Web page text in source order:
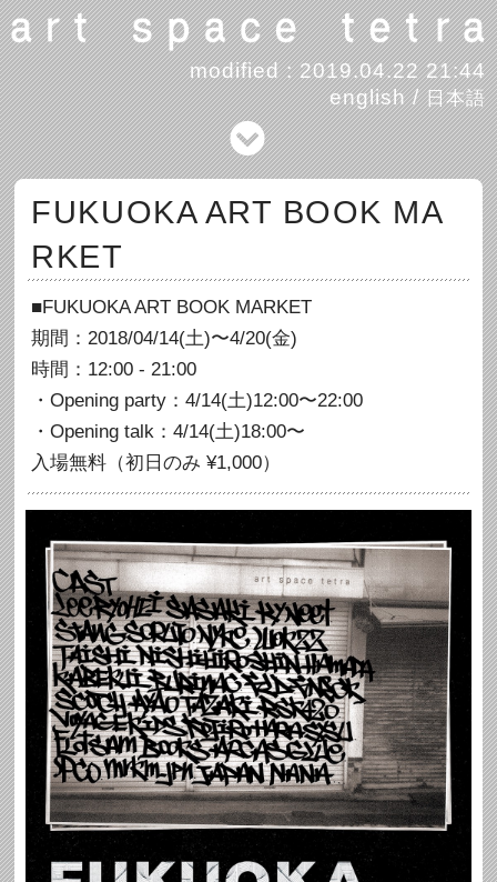
modified : 2019.04.22 21:44
english/日本語
FUKUOKA ART BOOK MA
RKET
■FUKUOKA ART BOOK MARKET
期間：2018/04/14(土)〜4/20(金)
時間：12:00 - 21:00
・Opening party：4/14(土)12:00〜22:00
・Opening talk：4/14(土)18:00〜
入場無料（初日のみ ¥1,000）